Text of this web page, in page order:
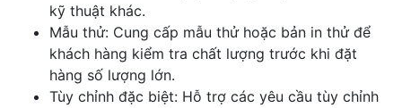
kỹ thuật khác.
Mẫu thử: Cung cấp mẫu thử hoặc bản in thử để
khách hàng kiểm tra chất lượng trước khi đặt
hàng số lượng lớn.
Tùy chỉnh đặc biệt: Hỗ trợ các yêu cầu tùy chỉnh